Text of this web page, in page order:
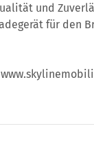
und
für den